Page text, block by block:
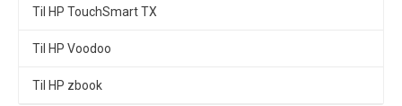
Til HP TouchSmart TX
Til HP Voodoo
Til HP zbook